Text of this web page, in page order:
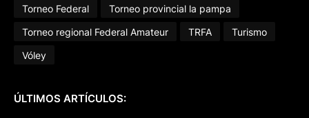
Torneo Federal
Torneo provincial la pampa
Torneo regional Federal Amateur
TRFA
Turismo
Vóley
ÚLTIMOS ARTÍCULOS: